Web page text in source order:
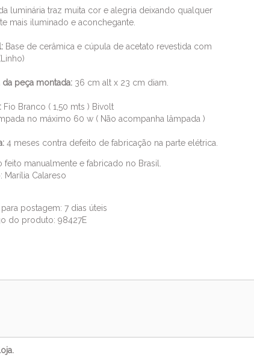
luminária traz muita cor e alegria deixando qualquer
mais iluminado e aconchegante.
Base de cerâmica e cúpula de acetato revestida com
da peça montada: 36 cm alt x 23 cm diam.
Fio Branco ( 1,50 mts ) Bivolt
no máximo 60 w ( Não acompanha lâmpada )
4 meses contra defeito de fabricação na parte elétrica.
feito manualmente e fabricado no Brasil.
Marília Calareso
para postagem: 7 dias úteis
do produto: 98427E